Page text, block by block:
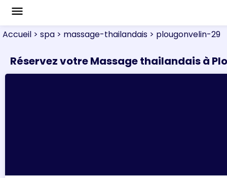
menu
Accueil > spa > massage-thailandais > plougonvelin-29
Réservez votre Massage thailandais à